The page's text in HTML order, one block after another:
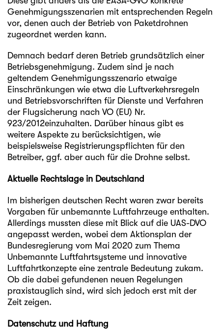
Genehmigungsszenarien mit entsprechenden Regeln
vor, denen auch der Betrieb von Paketdrohnen
zugeordnet werden kann.
Demnach bedarf deren Betrieb grundsätzlich einer
Betriebsgenehmigung. Zudem sind je nach
geltendem Genehmigungsszenario etwaige
Einschränkungen wie etwa die Luftverkehrsregeln
und Betriebsvorschriften für Dienste und Verfahren
der Flugsicherung nach VO (EU) Nr.
923/2012einzuhalten. Darüber hinaus gibt es
weitere Aspekte zu berücksichtigen, wie
beispielsweise Registrierungspflichten für den
Betreiber, ggf. aber auch für die Drohne selbst.
Aktuelle Rechtslage in Deutschland
Im bisherigen deutschen Recht waren zwar bereits
Vorgaben für unbemannte Luftfahrzeuge enthalten.
Allerdings mussten diese mit Blick auf die UAS-DVO
angepasst werden, wobei dem Aktionsplan der
Bundesregierung vom Mai 2020 zum Thema
Unbemannte Luftfahrtsysteme und innovative
Luftfahrtkonzepte eine zentrale Bedeutung zukam.
Ob die dabei gefundenen neuen Regelungen
praxistauglich sind, wird sich jedoch erst mit der
Zeit zeigen.
Datenschutz und Haftung